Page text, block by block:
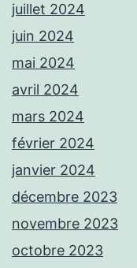
juillet 2024
juin 2024
mai 2024
avril 2024
mars 2024
février 2024
janvier 2024
décembre 2023
novembre 2023
octobre 2023